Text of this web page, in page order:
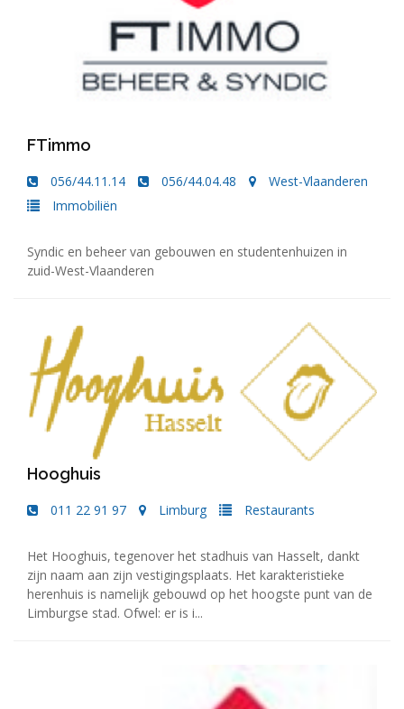
FTimmo
056/44.11.14 056/44.04.48
West-Vlaanderen
Immobiliën
Syndic en beheer van gebouwen en studentenhuizen in
zuid-West-Vlaanderen
Hooghuis
011 22 91 97 Limburg Restaurants
Het Hooghuis, tegenover het stadhuis van Hasselt, dankt
zijn naam aan zijn vestigingsplaats. Het karakteristieke
herenhuis is namelijk gebouwd op het hoogste punt van de
Limburgse stad. Ofwel: er is i...